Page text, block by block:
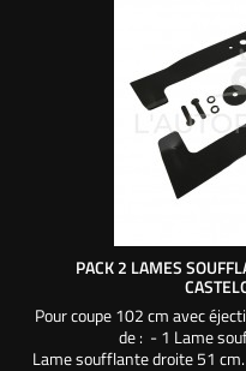
PACK 2 LAMES
Pour coupe 102 cm avec
de : - 1 Lame
Lame soufflante droite 51